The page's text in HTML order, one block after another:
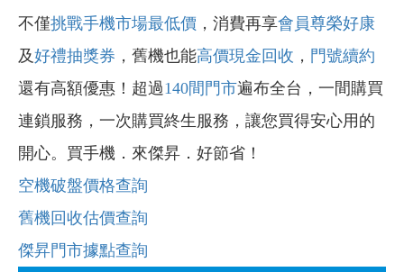
不僅挑戰手機市場最低價 ，消費再享會員尊榮好康
及好禮抽獎券 ，舊機也能高價現金回收 ， 門號續約
還有高額優惠！超過140間門市遍布全台，一間購買
連鎖服務，一次購買終生服務，讓您買得安心用的
開心。買手機．來傑昇．好節省！
空機破盤價格查詢
舊機回收估價查詢
傑昇門市據點查詢